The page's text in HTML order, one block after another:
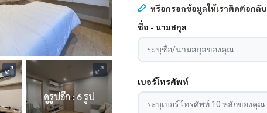
ดูรูปอีก : 6 รูป
หรือกรอกข้อมูลให้เราติดต่อกลับ
ชื่อ - นามสกุล
เบอร์โทรศัพท์